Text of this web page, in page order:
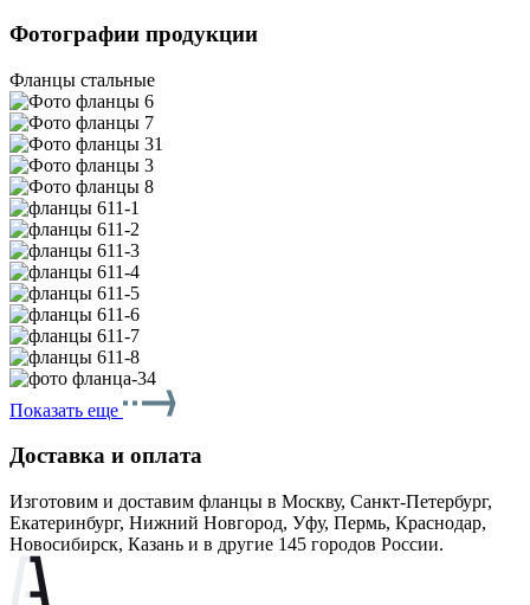
Фотографии продукции
Фланцы стальные
Показать еще
Доставка и оплата
Изготовим и доставим фланцы в Москву, Санкт-Петербург,
Екатеринбург, Нижний Новгород, Уфу, Пермь, Краснодар,
Новосибирск, Казань и в другие 145 городов России.